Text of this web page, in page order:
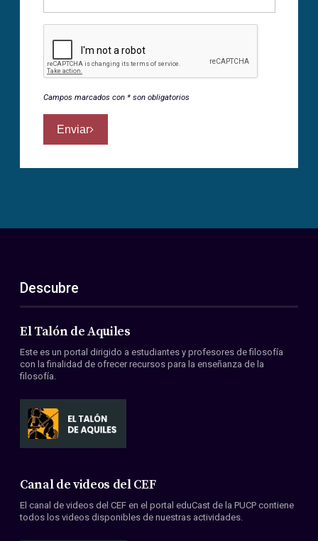
Campos marcados con * son obligatorios
Enviar
Descubre
El Talón de Aquiles
Este es un portal dirigido a estudiantes y profesores de filosofía
con la finalidad de ofrecer recursos para la enseñanza de la
filosofía.
Canal de videos del CEF
El canal de videos del CEF en el portal eduCast de la PUCP contiene
todos los videos disponibles de nuestras actividades.